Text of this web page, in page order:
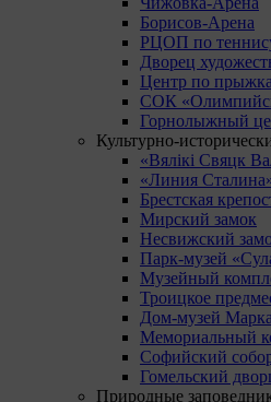
Борисов-Арена
РЦОП по
Дворец
Центр по
СОК
Горнолыжный
Культурно-
«Вялікі Свяцк
«Линия
Брестская
Мирский замок
Несвижский
Парк-музей
Музейный
Троицкое
Дом-музей
Мемориальный
Софийский
Гомельский
Природные